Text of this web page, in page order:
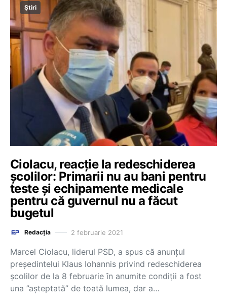
Știri
Ciolacu, reacție la redeschiderea
școlilor: Primarii nu au bani pentru
teste și echipamente medicale
pentru că guvernul nu a făcut
bugetul
Redacția 2 februarie 2021
Marcel Ciolacu, liderul PSD, a spus că anunțul
președintelui Klaus Iohannis privind redeschiderea
școlilor de la 8 februarie în anumite condiții a fost
una ”așteptată” de toată lumea, dar a…